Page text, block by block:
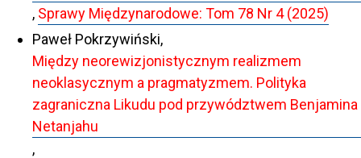
, Sprawy Międzynarodowe: Tom 78 Nr 4 (2025)
Paweł Pokrzywiński,
Między neorewizjonistycznym realizmem
neoklasycznym a pragmatyzmem. Polityka
zagraniczna Likudu pod przywództwem Benjamina
Netanjahu
,